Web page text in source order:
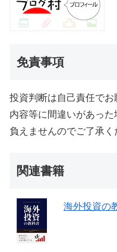
免責事項
投資判断は自己責任で
内容等に間違いがあっ
負えませんのでご了承く
関連書籍
海外投資の